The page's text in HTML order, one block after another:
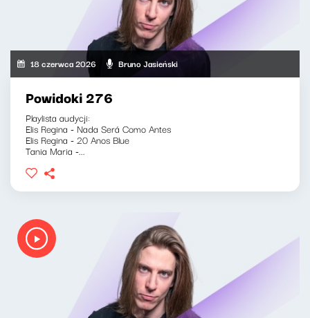
18 czerwca 2026 Bruno Jasieński
Powidoki 276
Playlista audycji:
Elis Regina - Nada Será Como Antes
Elis Regina - 20 Anos Blue
Tania Maria -...